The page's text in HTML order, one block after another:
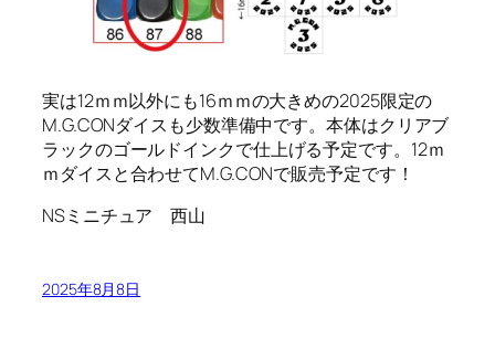
実は12ｍｍ以外にも16ｍｍの大きめの2025限定の
M.G.CONダイスも少数準備中です。本体はクリアブ
ラックのゴールドインクで仕上げる予定です。12ｍ
ｍダイスと合わせてM.G.CONで販売予定です！
NSミニチュア 西山
2025年8月8日